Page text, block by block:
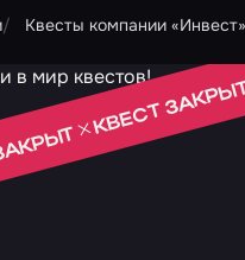
Квесты компании «Инвест»
КВЕСТ